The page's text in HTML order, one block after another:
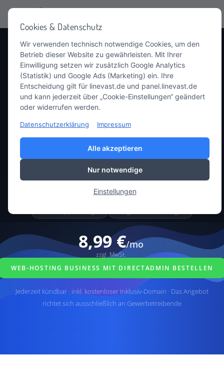
DirectAdmin Hosting
Wir setzen bei unseren Web-Hosting Paketen auf
DirectAdmin - unserem fortschrittlichen Hosting-Control
Panel.
100 GB NVMe 10 Datenbanken
2 GB RAM
Unbegrenzter Traffic
Kostenlose Domain
8,99 €/mo
zzgl. MwSt.
WEB-HOSTING BUSINESS MIT DIRECTADMIN BESTELLEN
Jederzeit kündbar · inkl. kostenloser Inklusiv-Domain · Das Angebot
richtet sich ausschließlich an Gewerbetreibende
Cookies & Datenschutz
Wir verwenden technisch notwendige Cookies, um den
Betrieb dieser Website zu gewährleisten. Mit Ihrer
Einwilligung setzen wir zusätzlich Google Analytics
(Statistik) und Google Ads (Marketing) ein. Ihre
Entscheidung gilt für linevast.de und panel.linevast.de
und kann jederzeit über „Cookie-Einstellungen“ geändert
oder widerrufen werden.
Datenschutzerklärung Impressum
Alle akzeptieren
Nur notwendige
Einstellungen